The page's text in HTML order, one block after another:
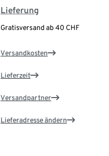
Lieferung
Gratisversand ab 40 CHF
Versandkosten
Lieferzeit
Versandpartner
Lieferadresse ändern